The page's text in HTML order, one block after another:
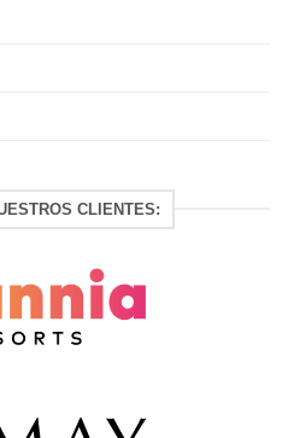
CLIENTES: